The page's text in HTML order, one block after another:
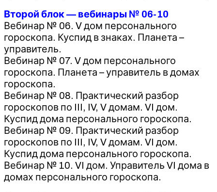
Второй блок — вебинары № 06-10
Вебинар № 06. V дом персонального
гороскопа. Куспид в знаках. Планета –
управитель.
Вебинар № 07. V дом персонального
гороскопа. Планета – управитель в домах
гороскопа.
Вебинар № 08. Практический разбор
гороскопов по III, IV, V домам. VI дом.
Куспид дома персонального гороскопа.
Вебинар № 09. Практический разбор
гороскопов по III, IV, V домам. VI дом.
Куспид дома персонального гороскопа.
Вебинар № 10. VI дом. Управитель VI дома в
домах персонального гороскопа.